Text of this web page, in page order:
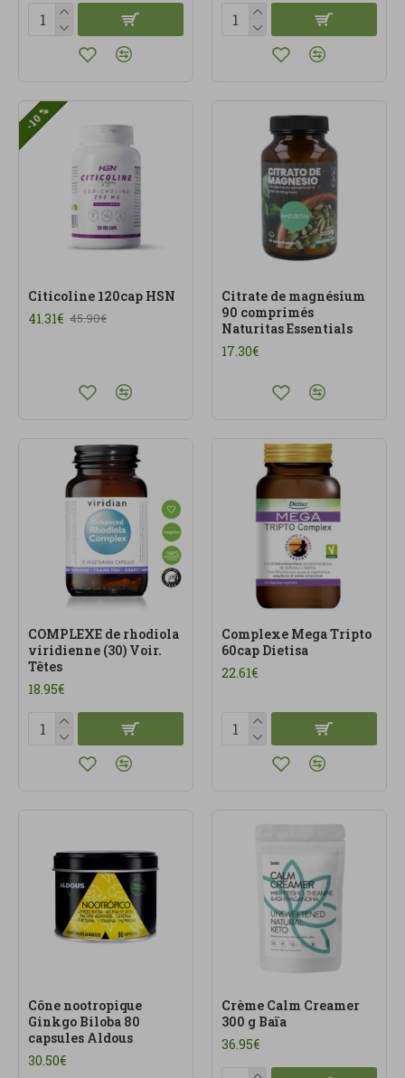
-10 %
Citicoline 120cap HSN
41.31€ 45.90€
Citrate de magnésium
90 comprimés
Naturitas Essentials
17.30€
COMPLEXE de rhodiola
viridienne (30) Voir.
Têtes
18.95€
Complexe Mega Tripto
60cap Dietisa
22.61€
Cône nootropique
Ginkgo Biloba 80
capsules Aldous
30.50€
Crème Calm Creamer
300 g Baïa
36.95€